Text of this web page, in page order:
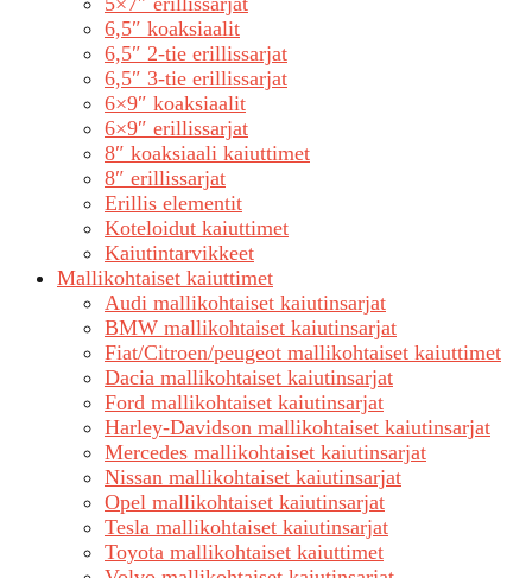
6,5″ koaksiaalit
6,5″ 2-tie erillissarjat
6,5″ 3-tie erillissarjat
6×9″ koaksiaalit
6×9″ erillissarjat
8″ koaksiaali kaiuttimet
8″ erillissarjat
Erillis elementit
Koteloidut kaiuttimet
Kaiutintarvikkeet
Mallikohtaiset kaiuttimet
Audi mallikohtaiset kaiutinsarjat
BMW mallikohtaiset kaiutinsarjat
Fiat/Citroen/peugeot mallikohtaiset kaiuttimet
Dacia mallikohtaiset kaiutinsarjat
Ford mallikohtaiset kaiutinsarjat
Harley-Davidson mallikohtaiset kaiutinsarjat
Mercedes mallikohtaiset kaiutinsarjat
Nissan mallikohtaiset kaiutinsarjat
Opel mallikohtaiset kaiutinsarjat
Tesla mallikohtaiset kaiutinsarjat
Toyota mallikohtaiset kaiuttimet